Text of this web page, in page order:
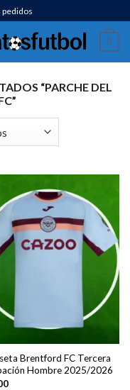
pedidos
0
“PARCHE DEL
Brentford FC Tercera
Hombre 2025/2026